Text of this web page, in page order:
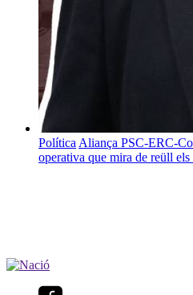
Política Aliança PSC-ERC-
operativa que mira de reüll